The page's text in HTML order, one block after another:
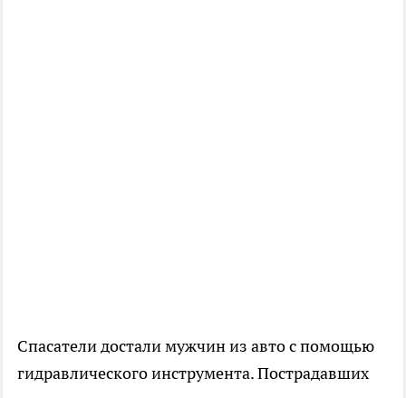
Спасатели достали мужчин из авто с помощью
гидравлического инструмента. Пострадавших